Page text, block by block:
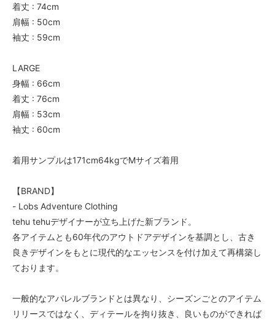
着丈 : 74cm
肩幅 : 50cm
袖丈 : 59cm
LARGE
身幅 : 66cm
着丈 : 76cm
肩幅 : 53cm
袖丈 : 60cm
着用サンプルは171cm64kgでMサイズ着用
【BRAND】
- Lobs Adventure Clothing
tehu tehuデザイナーが立ち上げた新ブランド。
各アイテムとも60年代のアウトドアデザインを基調とし、古き
良きデザインをもとに現代的なエッセンスを付け加えて再構築し
ております。
一般的なアパレルブランドとは異なり、シーズンごとのアイテム
リリースではなく、ディテールを拘り抜き、良いものができれば